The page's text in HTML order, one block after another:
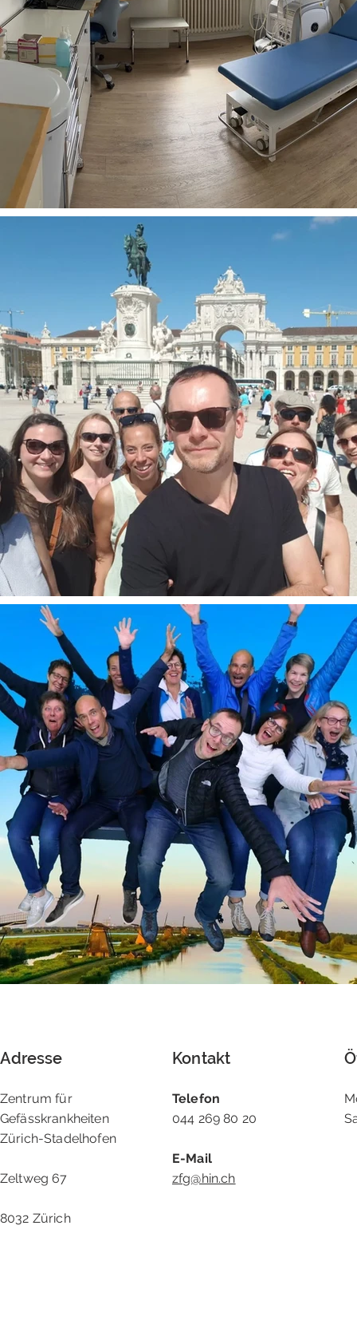
Adresse Kontakt
Zentrum für
Gefässkrankheiten
Zürich-Stadelhofen
Zeltweg 67
8032 Zürich
Telefon
044 269 80 20
E-Mail
zfg@hin.ch